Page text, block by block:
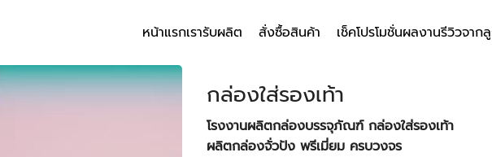
หน้าแรกเรารับผลิต สั่งซื้อสินค้า เช็คโปรโมชั่นผลงานรีวิวจาก
กล่องใส่รองเท้า
โรงงานผลิตกล่องบรรจุภัณฑ์ กล่องใส่รองเท้า
ผลิตกล่องจั่วปัง พรีเมี่ยม ครบวงจร